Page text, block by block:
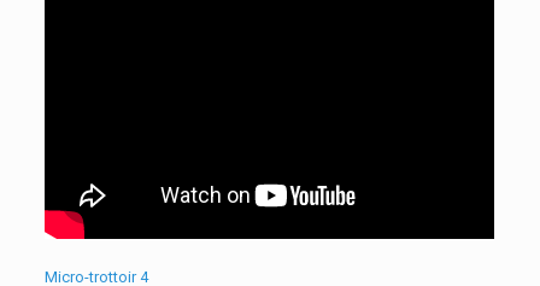
Micro-trottoir 4